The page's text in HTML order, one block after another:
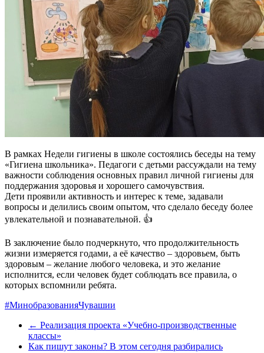
В рамках Недели гигиены в школе состоялись беседы на тему
«Гигиена школьника». Педагоги с детьми рассуждали на тему
важности соблюдения основных правил личной гигиены для
поддержания здоровья и хорошего самочувствия.
Дети проявили активность и интерес к теме, задавали
вопросы и делились своим опытом, что сделало беседу более
увлекательной и познавательной. 👍
В заключение было подчеркнуто, что продолжительность
жизни измеряется годами, а её качество – здоровьем, быть
здоровым – желание любого человека, и это желание
исполнится, если человек будет соблюдать все правила, о
которых вспомнили ребята.
#МинобразованияЧувашии
← Реализация проекта «Учебно-производственные
классы»
Как пишут законы? В этом сегодня разбирались